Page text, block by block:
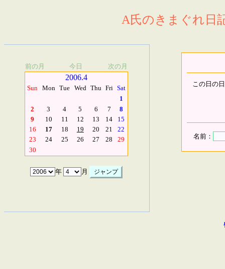
A氏のきまぐれ日
前の月 今日 次の月
2006.4
Sun Mon Tue Wed Thu Fri Sat
1
2
3 4 5 6 7
8
9
10 11 12 13 14
15
16
17 18 19 20 21
22
23
24 25 26 27 28
29
30
年 月
この日の
名前：